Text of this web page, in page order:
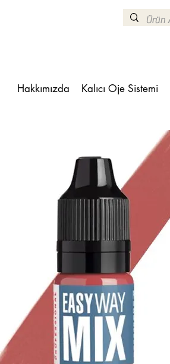
Hakkımızda Kalıcı Oje Sistemi